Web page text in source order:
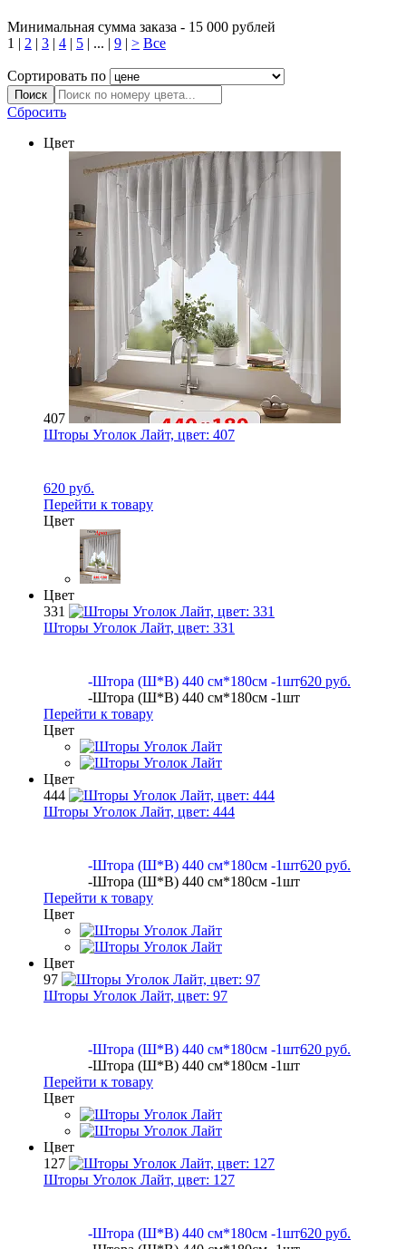
Минимальная сумма заказа - 15 000 рублей
1 | 2 | 3 | 4 | 5 | ... | 9 | > Все
Сортировать по
Сбросить
Цвет
407
Шторы Уголок Лайт, цвет: 407
620 руб.
Перейти к товару
Цвет
Цвет
331
Шторы Уголок Лайт, цвет: 331
-Штора (Ш*В) 440 см*180см -1шт620 руб.
-Штора (Ш*В) 440 см*180см -1шт
Перейти к товару
Цвет
Цвет
444
Шторы Уголок Лайт, цвет: 444
-Штора (Ш*В) 440 см*180см -1шт620 руб.
-Штора (Ш*В) 440 см*180см -1шт
Перейти к товару
Цвет
Цвет
97
Шторы Уголок Лайт, цвет: 97
-Штора (Ш*В) 440 см*180см -1шт620 руб.
-Штора (Ш*В) 440 см*180см -1шт
Перейти к товару
Цвет
Цвет
127
Шторы Уголок Лайт, цвет: 127
-Штора (Ш*В) 440 см*180см -1шт620 руб.